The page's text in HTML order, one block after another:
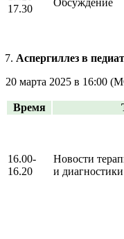
17.30
Аспергиллез в
20 марта 2025 в 16:00
Время
16.00-
16.20
Новости
и